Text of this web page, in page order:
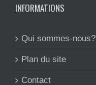
INFORMATIONS
Qui sommes-nous?
Plan du site
Contact